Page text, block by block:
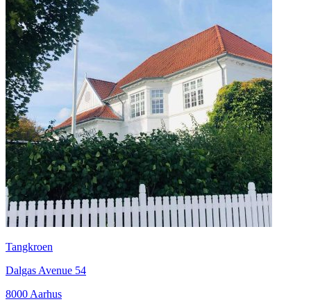
Tangkroen
Dalgas Avenue 54
8000 Aarhus